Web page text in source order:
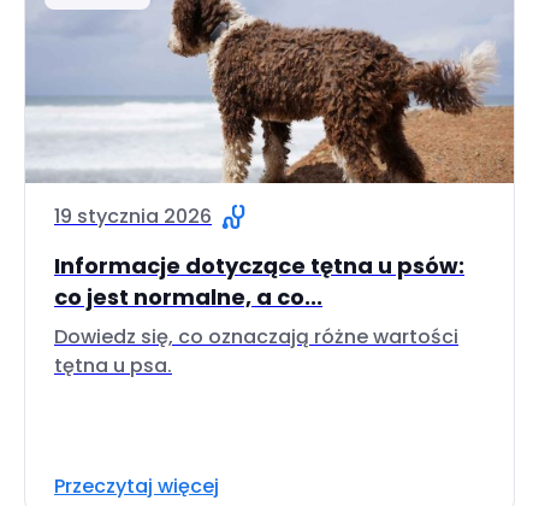
19 stycznia 2026
Informacje dotyczące tętna u psów:
co jest normalne, a co...
Dowiedz się, co oznaczają różne wartości
tętna u psa.
Przeczytaj więcej